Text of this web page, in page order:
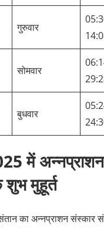
गुरुवार
सोमवार
बुधवार
में अन्नप्राशन
मुहूर्त
का अन्नप्राशन संस्कार